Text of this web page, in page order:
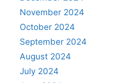
November 2024
October 2024
September 2024
August 2024
July 2024